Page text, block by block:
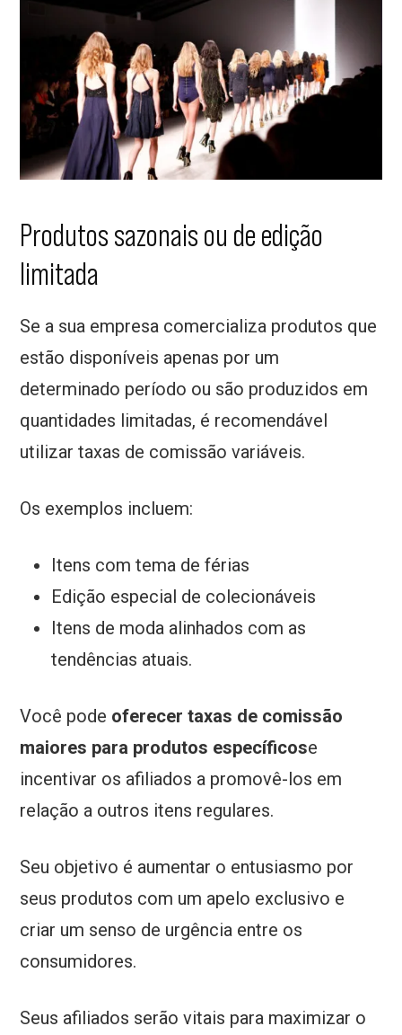
Produtos sazonais ou de edição
limitada
Se a sua empresa comercializa produtos que
estão disponíveis apenas por um
determinado período ou são produzidos em
quantidades limitadas, é recomendável
utilizar taxas de comissão variáveis.
Os exemplos incluem:
Itens com tema de férias
Edição especial de colecionáveis
Itens de moda alinhados com as
tendências atuais.
Você pode oferecer taxas de comissão
maiores para produtos específicose
incentivar os afiliados a promovê-los em
relação a outros itens regulares.
Seu objetivo é aumentar o entusiasmo por
seus produtos com um apelo exclusivo e
criar um senso de urgência entre os
consumidores.
Seus afiliados serão vitais para maximizar o